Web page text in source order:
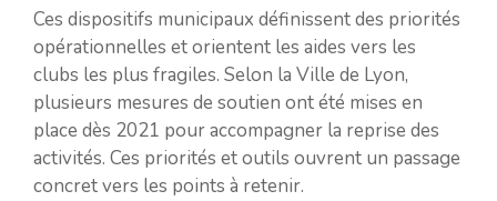
Ces dispositifs municipaux définissent des priorités
opérationnelles et orientent les aides vers les
clubs les plus fragiles. Selon la Ville de Lyon,
plusieurs mesures de soutien ont été mises en
place dès 2021 pour accompagner la reprise des
activités. Ces priorités et outils ouvrent un passage
concret vers les points à retenir.